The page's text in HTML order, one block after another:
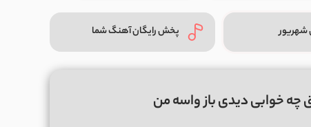
پخش رایگان آهنگ شما
خوابی دیدی باز واسه من